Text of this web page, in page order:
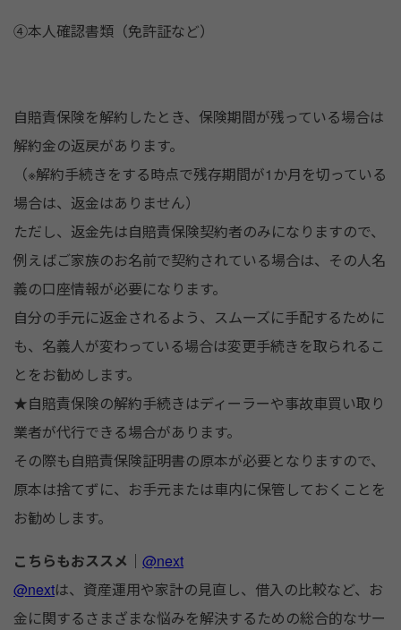
④本人確認書類（免許証など）
自賠責保険を解約したとき、保険期間が残っている場合は
解約金の返戻があります。
（※解約手続きをする時点で残存期間が1か月を切っている
場合は、返金はありません）
ただし、返金先は自賠責保険契約者のみになりますので、
例えばご家族のお名前で契約されている場合は、その人名
義の口座情報が必要になります。
自分の手元に返金されるよう、スムーズに手配するために
も、名義人が変わっている場合は変更手続きを取られるこ
とをお勧めします。
★自賠責保険の解約手続きはディーラーや事故車買い取り
業者が代行できる場合があります。
その際も自賠責保険証明書の原本が必要となりますので、
原本は捨てずに、お手元または車内に保管しておくことを
お勧めします。
こちらもおススメ｜ @next
@nextは、資産運用や家計の見直し、借入の比較など、お
金に関するさまざまな悩みを解決するための総合的なサー